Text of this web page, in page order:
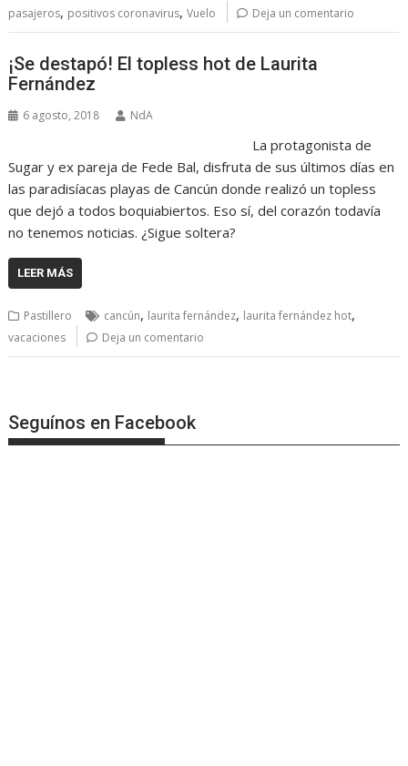
pasajeros, positivos coronavirus,Vuelo Deja un comentario
¡Se destapó! El topless hot de Laurita
Fernández
6 agosto, 2018 NdA
La protagonista de
Sugar y ex pareja de Fede Bal, disfruta de sus últimos días en
las paradisíacas playas de Cancún donde realizó un topless
que dejó a todos boquiabiertos. Eso sí, del corazón todavía
no tenemos noticias. ¿Sigue soltera?
LEER MÁS
Pastillero cancún, laurita fernández, laurita fernández hot,
vacaciones Deja un comentario
Seguínos en Facebook